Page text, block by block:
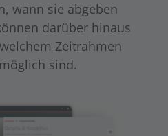
wann sie abgeben
darüber hinaus
Zeitrahmen
sind.